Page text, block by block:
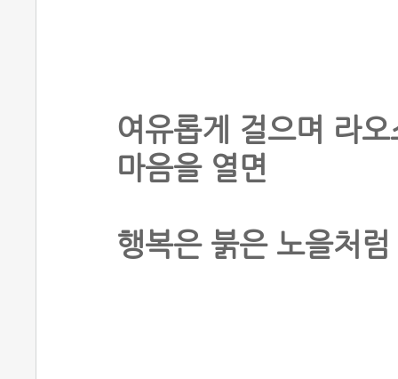
여유롭게 걸으며 라
마음을 열면
행복은 붉은 노을처